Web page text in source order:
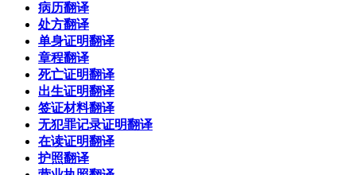
病历翻译
处方翻译
单身证明翻译
章程翻译
死亡证明翻译
出生证明翻译
签证材料翻译
无犯罪记录证明翻译
在读证明翻译
护照翻译